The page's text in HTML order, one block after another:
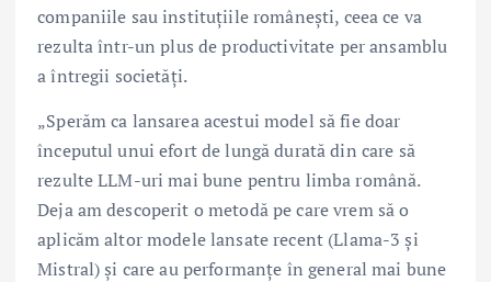
companiile sau instituțiile românești, ceea ce va
rezulta într-un plus de productivitate per ansamblu
a întregii societăți.
„Sperăm ca lansarea acestui model să fie doar
începutul unui efort de lungă durată din care să
rezulte LLM-uri mai bune pentru limba română.
Deja am descoperit o metodă pe care vrem să o
aplicăm altor modele lansate recent (Llama-3 și
Mistral) și care au performanțe în general mai bune